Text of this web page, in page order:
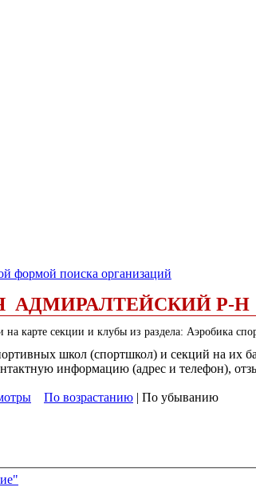
формой поиска организаций
АДМИРАЛТЕЙСКИЙ Р-Н
карте секции и клубы из раздела: Аэробика
школ (спортшкол) и секций на
информацию (адрес и телефон),
По возрастанию | По убыванию